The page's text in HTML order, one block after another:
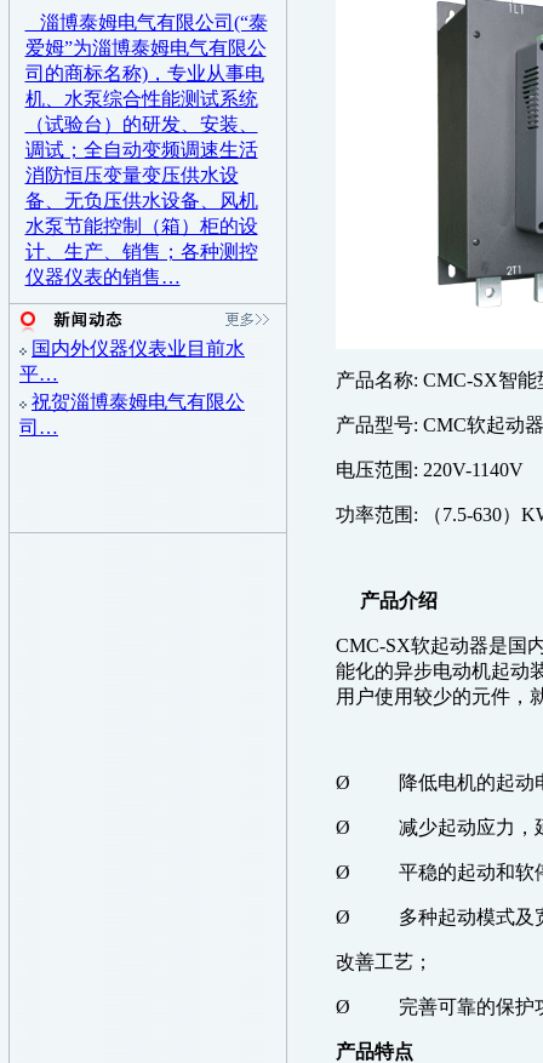
淄博泰姆电气有限公司(“泰
爱姆”为淄博泰姆电气有限公
司的商标名称)，专业从事电
机、水泵综合性能测试系统
（试验台）的研发、安装、
调试；全自动变频调速生活
消防恒压变量变压供水设
备、无负压供水设备、风机
水泵节能控制（箱）柜的设
计、生产、销售；各种测控
仪器仪表的销售…
国内外仪器仪表业目前水
平…
祝贺淄博泰姆电气有限公
司…
产品名称: CMC-SX智能
产品型号: CMC软起动
电压范围 : 220V-1140V
功率范围 : （7.5-630）
产品介绍
CMC-SX软起动器是国
能化的异步电动机起动
用户使用较少的元件，
Ø 降低电机的起动
Ø 减少起动应力，
Ø 平稳的起动和软
Ø 多种起动模式及
改善工艺；
Ø 完善可靠的保护
产品特点